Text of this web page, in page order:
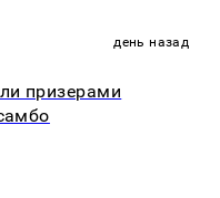
день назад
призерами